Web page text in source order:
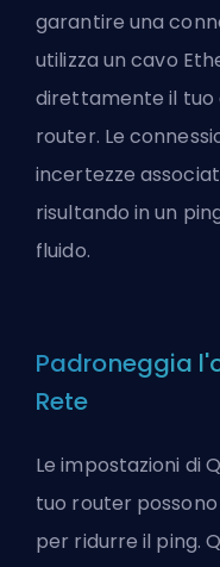
garantire una
utilizza un cavo
direttamente il tuo
router. Le
incertezze
risultando in un
fluido.
Padroneggia
Rete
Le impostazioni di
tuo router
per ridurre il ping.